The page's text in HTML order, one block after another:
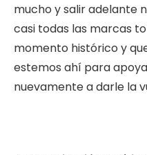
mucho y salir adelante
casi todas las marcas
momento histórico y
estemos ahí para
nuevamente a darle la